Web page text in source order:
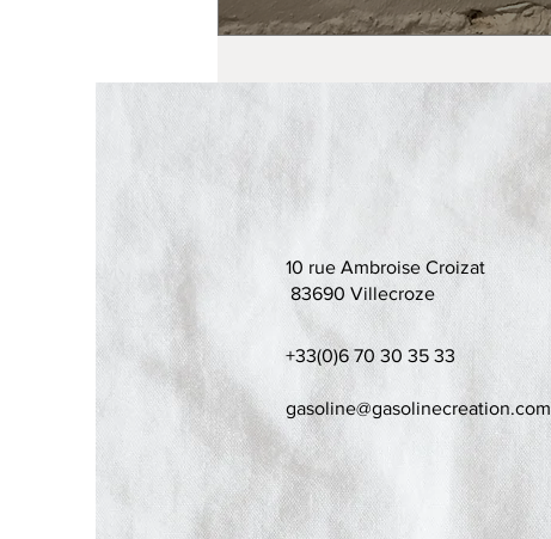
10 rue Ambroise Croizat
83690 Villecroze
+33(0)6 70 30 35 33
gasoline@gasolinecreation.com